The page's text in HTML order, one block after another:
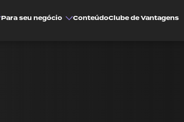
Para seu negócio ConteúdoClube de Vantagens